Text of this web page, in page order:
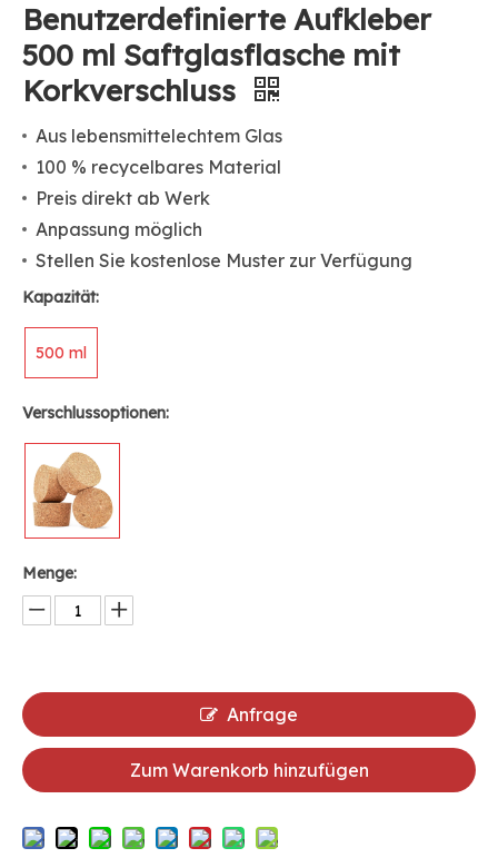
Benutzerdefinierte Aufkleber
500 ml Saftglasflasche mit
Korkverschluss
Aus lebensmittelechtem Glas
100 % recycelbares Material
Preis direkt ab Werk
Anpassung möglich
Stellen Sie kostenlose Muster zur Verfügung
Kapazität:
500 ml
Verschlussoptionen:
Menge:
Anfrage
Zum Warenkorb hinzufügen